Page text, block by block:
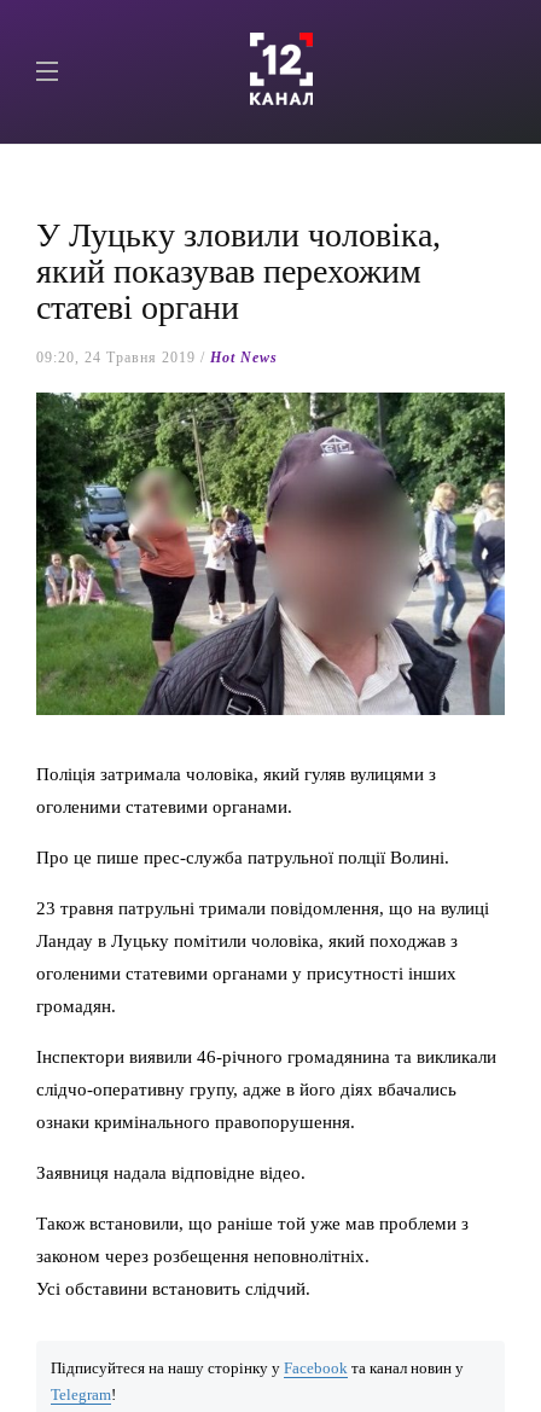
У Луцьку зловили чоловіка,
який показував перехожим
статеві органи
09:20, 24 Травня 2019 / Hot News
Поліція затримала чоловіка, який гуляв вулицями з
оголеними статевими органами.
Про це пише прес-служба патрульної полції Волині.
23 травня патрульні тримали повідомлення, що на вулиці
Ландау в Луцьку помітили чоловіка, який походжав з
оголеними статевими органами у присутності інших
громадян.
Інспектори виявили 46-річного громадянина та викликали
слідчо-оперативну групу, адже в його діях вбачались
ознаки кримінального правопорушення.
Заявниця надала відповідне відео.
Також встановили, що раніше той уже мав проблеми з
законом через розбещення неповнолітніх.
Усі обставини встановить слідчий.
Підписуйтеся на нашу сторінку у Facebook та канал новин у
Telegram!